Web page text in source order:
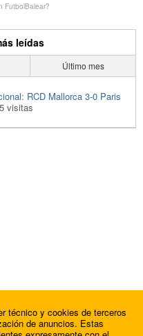
FutbolBalear?
leídas
Último mes
RCD Mallorca 3-0 Paris
visitas
técnico y cookies de terceros
de anuncios. Estas